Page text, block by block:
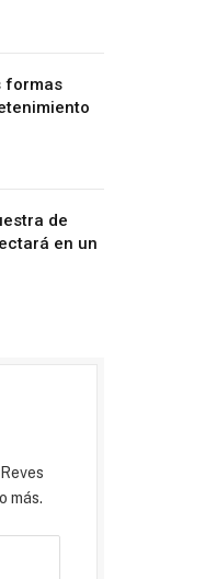
formas
de
en un
más.